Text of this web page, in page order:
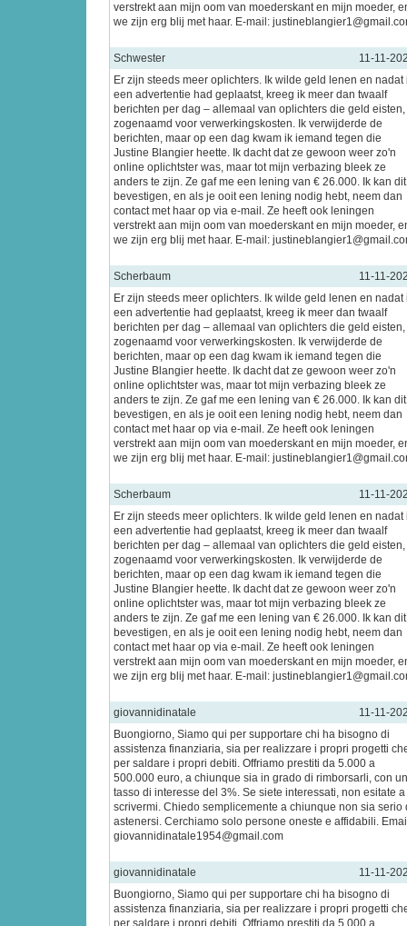
verstrekt aan mijn oom van moederskant en mijn moeder,
we zijn erg blij met haar. E-mail:
Schwester
11-11-
Er zijn steeds meer oplichters. Ik wilde geld lenen en nadat
een advertentie had geplaatst, kreeg ik meer dan twaalf
berichten per dag – allemaal van oplichters die geld eisten,
zogenaamd voor verwerkingskosten. Ik verwijderde de
berichten, maar op een dag kwam ik iemand tegen die
Justine Blangier heette. Ik dacht dat ze gewoon weer zo'n
online oplichtster was, maar tot mijn verbazing bleek ze
anders te zijn. Ze gaf me een lening van € 26.000. Ik kan dit
bevestigen, en als je ooit een lening nodig hebt, neem dan
contact met haar op via e-mail. Ze heeft ook leningen
verstrekt aan mijn oom van moederskant en mijn moeder,
we zijn erg blij met haar. E-mail:
Scherbaum
11-11-
Er zijn steeds meer oplichters. Ik wilde geld lenen en nadat
een advertentie had geplaatst, kreeg ik meer dan twaalf
berichten per dag – allemaal van oplichters die geld eisten,
zogenaamd voor verwerkingskosten. Ik verwijderde de
berichten, maar op een dag kwam ik iemand tegen die
Justine Blangier heette. Ik dacht dat ze gewoon weer zo'n
online oplichtster was, maar tot mijn verbazing bleek ze
anders te zijn. Ze gaf me een lening van € 26.000. Ik kan dit
bevestigen, en als je ooit een lening nodig hebt, neem dan
contact met haar op via e-mail. Ze heeft ook leningen
verstrekt aan mijn oom van moederskant en mijn moeder,
we zijn erg blij met haar. E-mail:
Scherbaum
11-11-
Er zijn steeds meer oplichters. Ik wilde geld lenen en nadat
een advertentie had geplaatst, kreeg ik meer dan twaalf
berichten per dag – allemaal van oplichters die geld eisten,
zogenaamd voor verwerkingskosten. Ik verwijderde de
berichten, maar op een dag kwam ik iemand tegen die
Justine Blangier heette. Ik dacht dat ze gewoon weer zo'n
online oplichtster was, maar tot mijn verbazing bleek ze
anders te zijn. Ze gaf me een lening van € 26.000. Ik kan dit
bevestigen, en als je ooit een lening nodig hebt, neem dan
contact met haar op via e-mail. Ze heeft ook leningen
verstrekt aan mijn oom van moederskant en mijn moeder,
we zijn erg blij met haar. E-mail:
giovannidinatale
11-11-
Buongiorno, Siamo qui per supportare chi ha bisogno di
assistenza finanziaria, sia per realizzare i propri progetti
per saldare i propri debiti. Offriamo prestiti da 5.000 a
500.000 euro, a chiunque sia in grado di rimborsarli, con un
tasso di interesse del 3%. Se siete interessati, non esitate a
scrivermi. Chiedo semplicemente a chiunque non sia serio
astenersi. Cerchiamo solo persone oneste e affidabili.
giovannidinatale1954@gmail.com
giovannidinatale
11-11-
Buongiorno, Siamo qui per supportare chi ha bisogno di
assistenza finanziaria, sia per realizzare i propri progetti
per saldare i propri debiti. Offriamo prestiti da 5.000 a